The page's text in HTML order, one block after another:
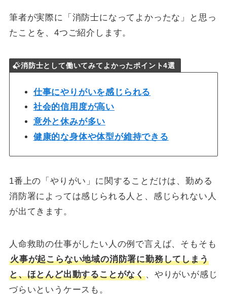
筆者が実際に「消防士になってよかったな」と思っ
たことを、4つご紹介します。
消防士として働いてみてよかったポイント4選
仕事にやりがいを感じられる
社会的信用度が高い
意外と休みが多い
健康的な身体や体型が維持できる
1番上の「やりがい」に関することだけは、勤める
消防署によっては感じられる人と、感じられない人
が出てきます。
人命救助の仕事がしたい人の例で言えば、そもそも
火事が起こらない地域の消防署に勤務してしまう
と、ほとんど出動することがなく 、やりがいが感じ
づらいというケースも。